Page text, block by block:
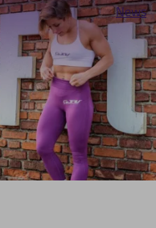
News